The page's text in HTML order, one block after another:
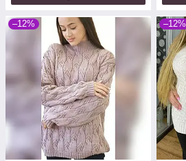
–12% –12%